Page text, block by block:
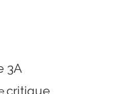
3A
critique